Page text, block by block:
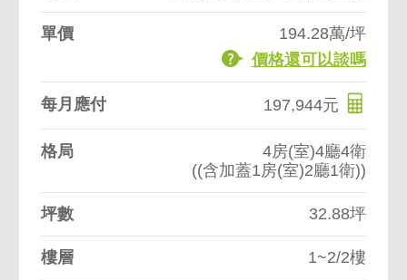
單價
194.28萬/坪
價格還可以談嗎
每月應付 197,944元
格局
4房(室)4廳4衛
((含加蓋1房(室)2廳1衛))
坪數 32.88坪
樓層 1~2/2樓